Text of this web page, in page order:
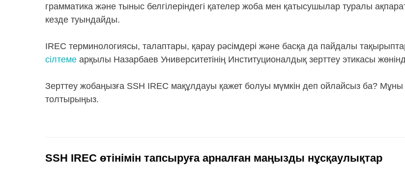
грамматика және тыныс белгілеріндегі қателер жоба мен қатысушылар туралы
кезде туындайды.
IREC терминологиясы, талаптары, қарау рәсімдері және басқа да пайдалы
сілтеме арқылы Назарбаев Университетінің Институционалдық зерттеу этикасы
Зерттеу жобаңызға SSH IREC мақұлдауы қажет болуы мүмкін деп ойлайсыз ба? Мұны
толтырыңыз.
SSH IREC өтінімін тапсыруға арналған маңызды нұсқаулықтар